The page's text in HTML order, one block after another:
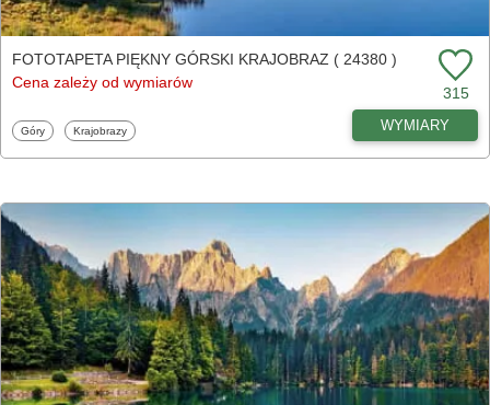
FOTOTAPETA PIĘKNY GÓRSKI KRAJOBRAZ ( 24380 )
Cena zależy od wymiarów
315
Fototapety
Góry Fototapety
Krajobrazy WYMIARY